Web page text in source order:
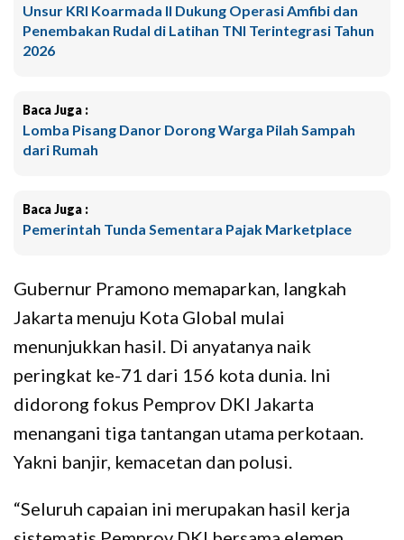
Unsur KRI Koarmada II Dukung Operasi Amfibi dan
Penembakan Rudal di Latihan TNI Terintegrasi Tahun
2026
Baca Juga :
Lomba Pisang Danor Dorong Warga Pilah Sampah
dari Rumah
Baca Juga :
Pemerintah Tunda Sementara Pajak Marketplace
Gubernur Pramono memaparkan, langkah
Jakarta menuju Kota Global mulai
menunjukkan hasil. Di anyatanya naik
peringkat ke-71 dari 156 kota dunia. Ini
didorong fokus Pemprov DKI Jakarta
menangani tiga tantangan utama perkotaan.
Yakni banjir, kemacetan dan polusi.
“Seluruh capaian ini merupakan hasil kerja